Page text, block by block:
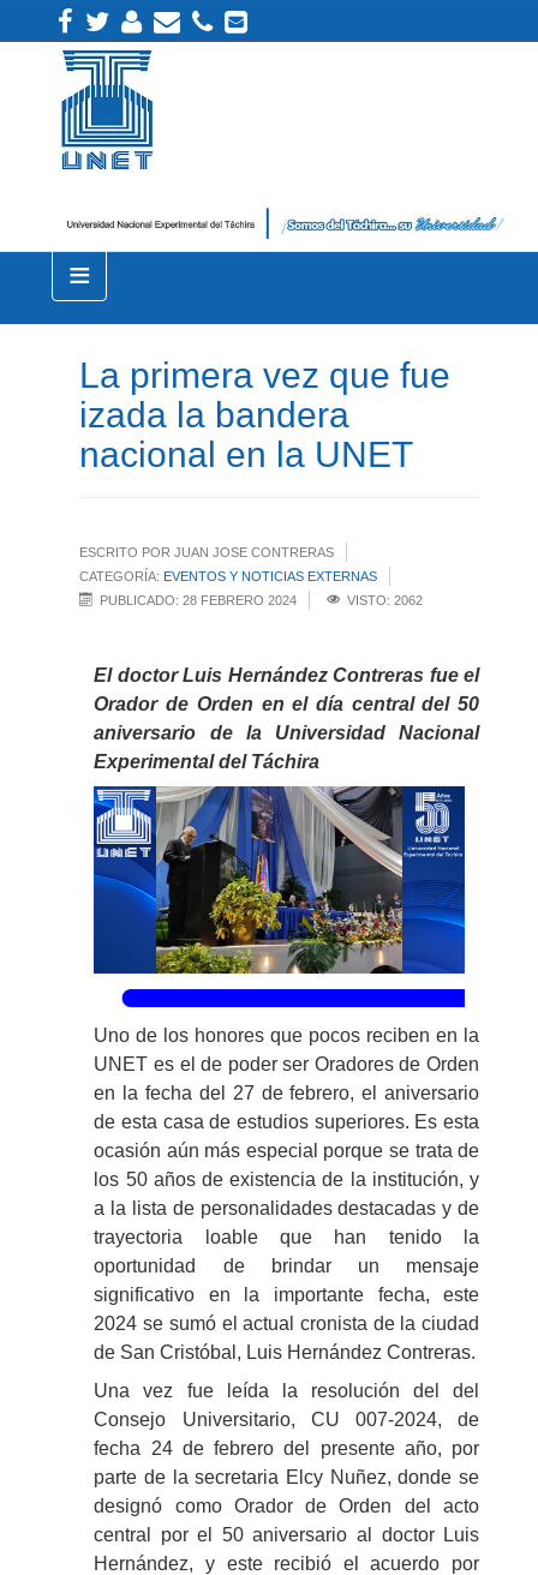
≡
La primera vez que fue
izada la bandera
nacional en la UNET
ESCRITO POR JUAN JOSE CONTRERAS
CATEGORÍA: EVENTOS Y NOTICIAS EXTERNAS
PUBLICADO: 28 FEBRERO 2024
VISTO: 2062
El doctor Luis Hernández Contreras fue el
Orador de Orden en el día central del 50
aniversario de la Universidad Nacional
Experimental del Táchira
Uno de los honores que pocos reciben en la
UNET es el de poder ser Oradores de Orden
en la fecha del 27 de febrero, el aniversario
de esta casa de estudios superiores. Es esta
ocasión aún más especial porque se trata de
los 50 años de existencia de la institución, y
a la lista de personalidades destacadas y de
trayectoria loable que han tenido la
oportunidad de brindar un mensaje
significativo en la importante fecha, este
2024 se sumó el actual cronista de la ciudad
de San Cristóbal, Luis Hernández Contreras.
Una vez fue leída la resolución del del
Consejo Universitario, CU 007-2024, de
fecha 24 de febrero del presente año, por
parte de la secretaria Elcy Nuñez, donde se
designó como Orador de Orden del acto
central por el 50 aniversario al doctor Luis
Hernández, y este recibió el acuerdo por